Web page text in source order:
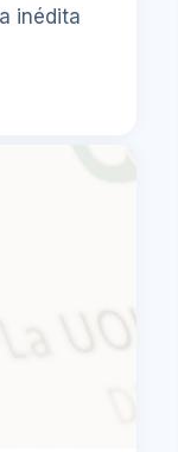
inédita